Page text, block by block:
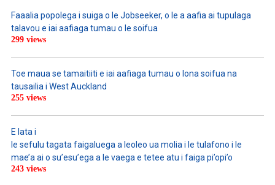
Faaalia popolega i suiga o le Jobseeker, o le a aafia ai tupulaga
talavou e iai aafiaga tumau o le soifua
299 views
Toe maua se tamaitiiti e iai aafiaga tumau o lona soifua na
tausailia i West Auckland
255 views
E lata i
le sefulu tagata faigaluega a leoleo ua molia i le tulafono i le
mae’a ai o su’esu’ega a le vaega e tetee atu i faiga pi’opi’o
243 views